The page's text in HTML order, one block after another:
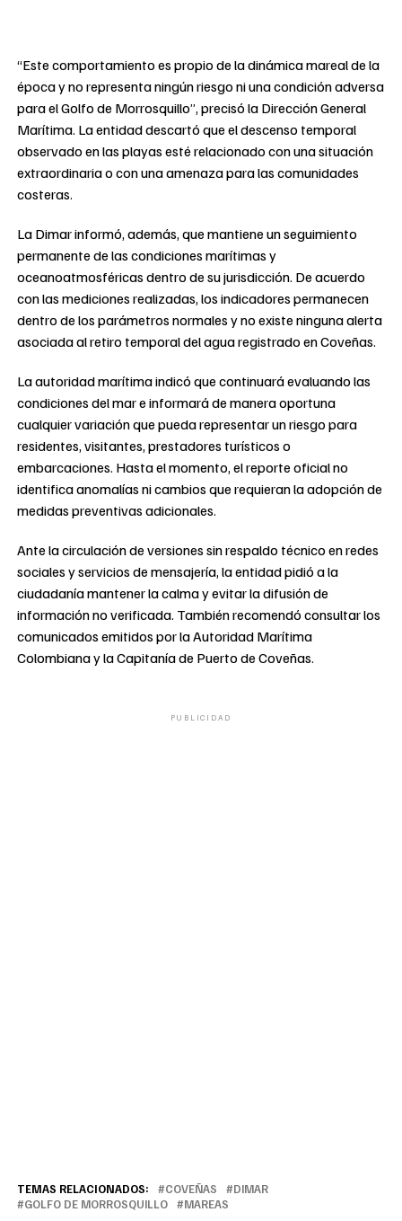
“Este comportamiento es propio de la dinámica mareal de la
época y no representa ningún riesgo ni una condición adversa
para el Golfo de Morrosquillo”, precisó la Dirección General
Marítima. La entidad descartó que el descenso temporal
observado en las playas esté relacionado con una situación
extraordinaria o con una amenaza para las comunidades
costeras.
La Dimar informó, además, que mantiene un seguimiento
permanente de las condiciones marítimas y
oceanoatmosféricas dentro de su jurisdicción. De acuerdo
con las mediciones realizadas, los indicadores permanecen
dentro de los parámetros normales y no existe ninguna alerta
asociada al retiro temporal del agua registrado en Coveñas.
La autoridad marítima indicó que continuará evaluando las
condiciones del mar e informará de manera oportuna
cualquier variación que pueda representar un riesgo para
residentes, visitantes, prestadores turísticos o
embarcaciones. Hasta el momento, el reporte oficial no
identifica anomalías ni cambios que requieran la adopción de
medidas preventivas adicionales.
Ante la circulación de versiones sin respaldo técnico en redes
sociales y servicios de mensajería, la entidad pidió a la
ciudadanía mantener la calma y evitar la difusión de
información no verificada. También recomendó consultar los
comunicados emitidos por la Autoridad Marítima
Colombiana y la Capitanía de Puerto de Coveñas.
PUBLICIDAD
TEMAS RELACIONADOS: COVEÑAS
DIMAR
GOLFO DE MORROSQUILLO
MAREAS